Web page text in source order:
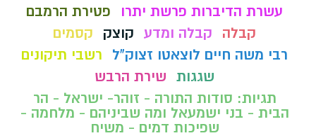
עשרת הדיברות פרשת יתרו
פטירת הרמבם
קבלה
קבלה ומדע קוצק
קסמים
רבי משה חיים לוצאטו זצוק"ל
רשבי תיקונים
שגגות שירת הרבש
תגיות: סודות התורה - זוהר- ישראל - הר
הבית - בני ישמעאל ומה שביניהם - מלחמה -
שפיכות דמים - משיח